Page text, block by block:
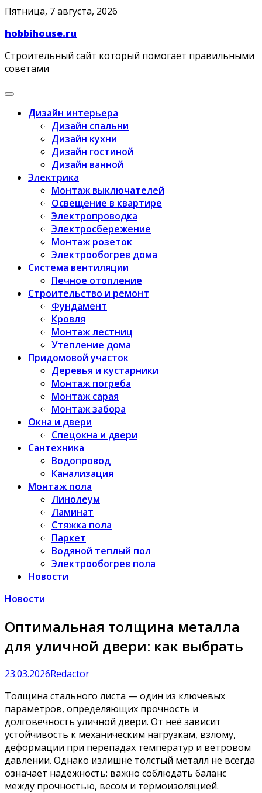
Skip
content
Пятница, 7 августа, 2026
hobbihouse.ru
Строительный сайт который помогает правильными
советами
Дизайн интерьера
Дизайн спальни
Дизайн кухни
Дизайн гостиной
Дизайн ванной
Электрика
Монтаж выключателей
Освещение в квартире
Электропроводка
Электросбережение
Монтаж розеток
Электрообогрев дома
Система вентиляции
Печное отопление
Строительство и ремонт
Фундамент
Кровля
Монтаж лестниц
Утепление дома
Придомовой участок
Деревья и кустарники
Монтаж погреба
Монтаж сарая
Монтаж забора
Окна и двери
Спецокна и двери
Сантехника
Водопровод
Канализация
Монтаж пола
Линолеум
Ламинат
Стяжка пола
Паркет
Водяной теплый пол
Электрообогрев пола
Новости
Новости
Оптимальная толщина металла
для уличной двери: как выбрать
23.03.2026Redactor
Толщина стального листа — один из ключевых
параметров, определяющих прочность и
долговечность уличной двери. От неё зависит
устойчивость к механическим нагрузкам, взлому,
деформации при перепадах температур и ветровом
давлении. Однако излишне толстый металл не всегда
означает надёжность: важно соблюдать баланс
между прочностью, весом и термоизоляцией.